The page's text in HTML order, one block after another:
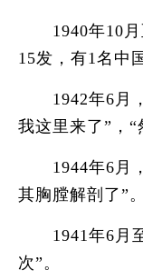
1940年10月
15发，有1名中
1942年6月，
我这里来了”，
1944年6月，
其胸膛解剖了”。
1941年6月至
次”。